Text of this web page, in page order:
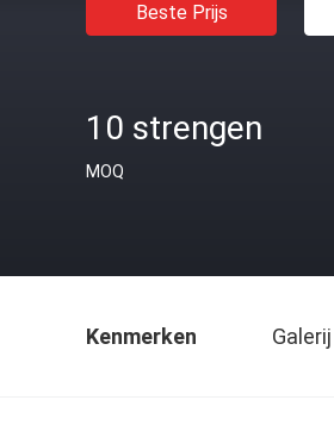
Beste Prijs
10 strengen
MOQ
Kenmerken Galerij